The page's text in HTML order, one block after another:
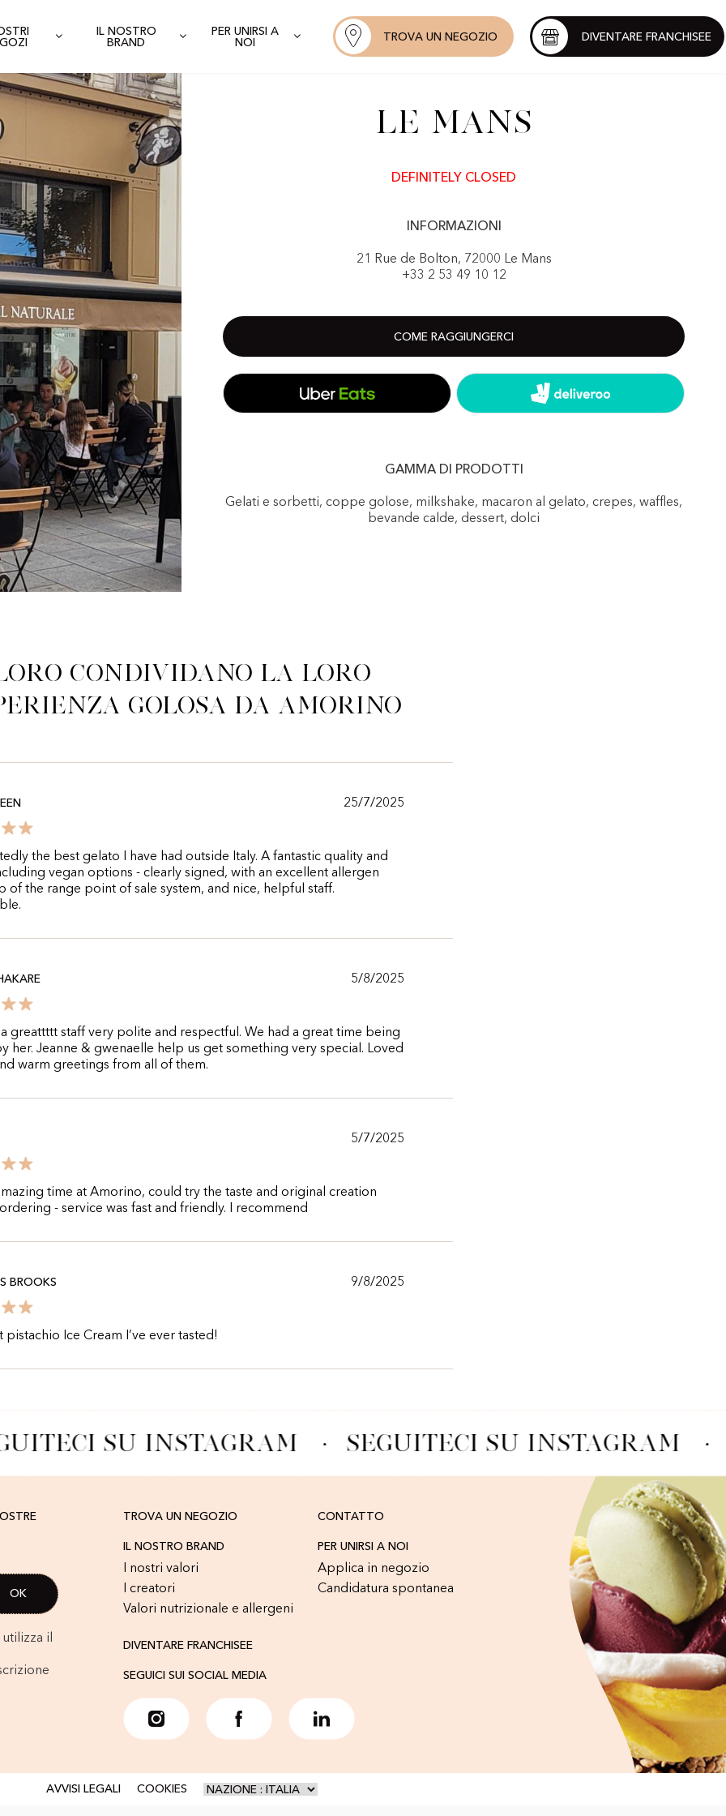
IL NOSTRO
BRAND
PER UNIRSI A
NOI
TROVA UN NEGOZIO DIVENTARE FRANCHISEE
Le Mans
DEFINITELY CLOSED
INFORMAZIONI
21 Rue de Bolton, 72000 Le Mans
+33 2 53 49 10 12
COME RAGGIUNGERCI
GAMMA DI PRODOTTI
Gelati e sorbetti, coppe golose, milkshake, macaron al gelato, crepes, waffles,
bevande calde, dessert, dolci
condividano la loro
golosa da Amorino
25/7/2025
the best gelato I have had outside Italy. A fantastic quality and
vegan options - clearly signed, with an excellent allergen
of the range point of sale system, and nice, helpful staff.
5/8/2025
a greattttt staff very polite and respectful. We had a great time being
her. Jeanne & gwenaelle help us get something very special. Loved
warm greetings from all of them.
5/7/2025
time at Amorino, could try the taste and original creation
- service was fast and friendly. I recommend
BROOKS 9/8/2025
pistachio Ice Cream I’ve ever tasted!
SU INSTAGRAM SEGUITECI SU INSTAGRAM
il
TROVA UN NEGOZIO CONTATTO
IL NOSTRO BRAND
I nostri valori
I creatori
Valori nutrizionale e allergeni
PER UNIRSI A NOI
Applica in negozio
Candidatura spontanea
DIVENTARE FRANCHISEE
SEGUICI SUI SOCIAL MEDIA
AVVISI LEGALI COOKIES